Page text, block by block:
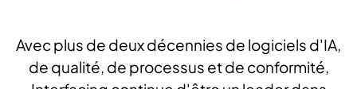
Avec plus de deux décennies de logiciels d'IA,
de qualité, de processus et de conformité,